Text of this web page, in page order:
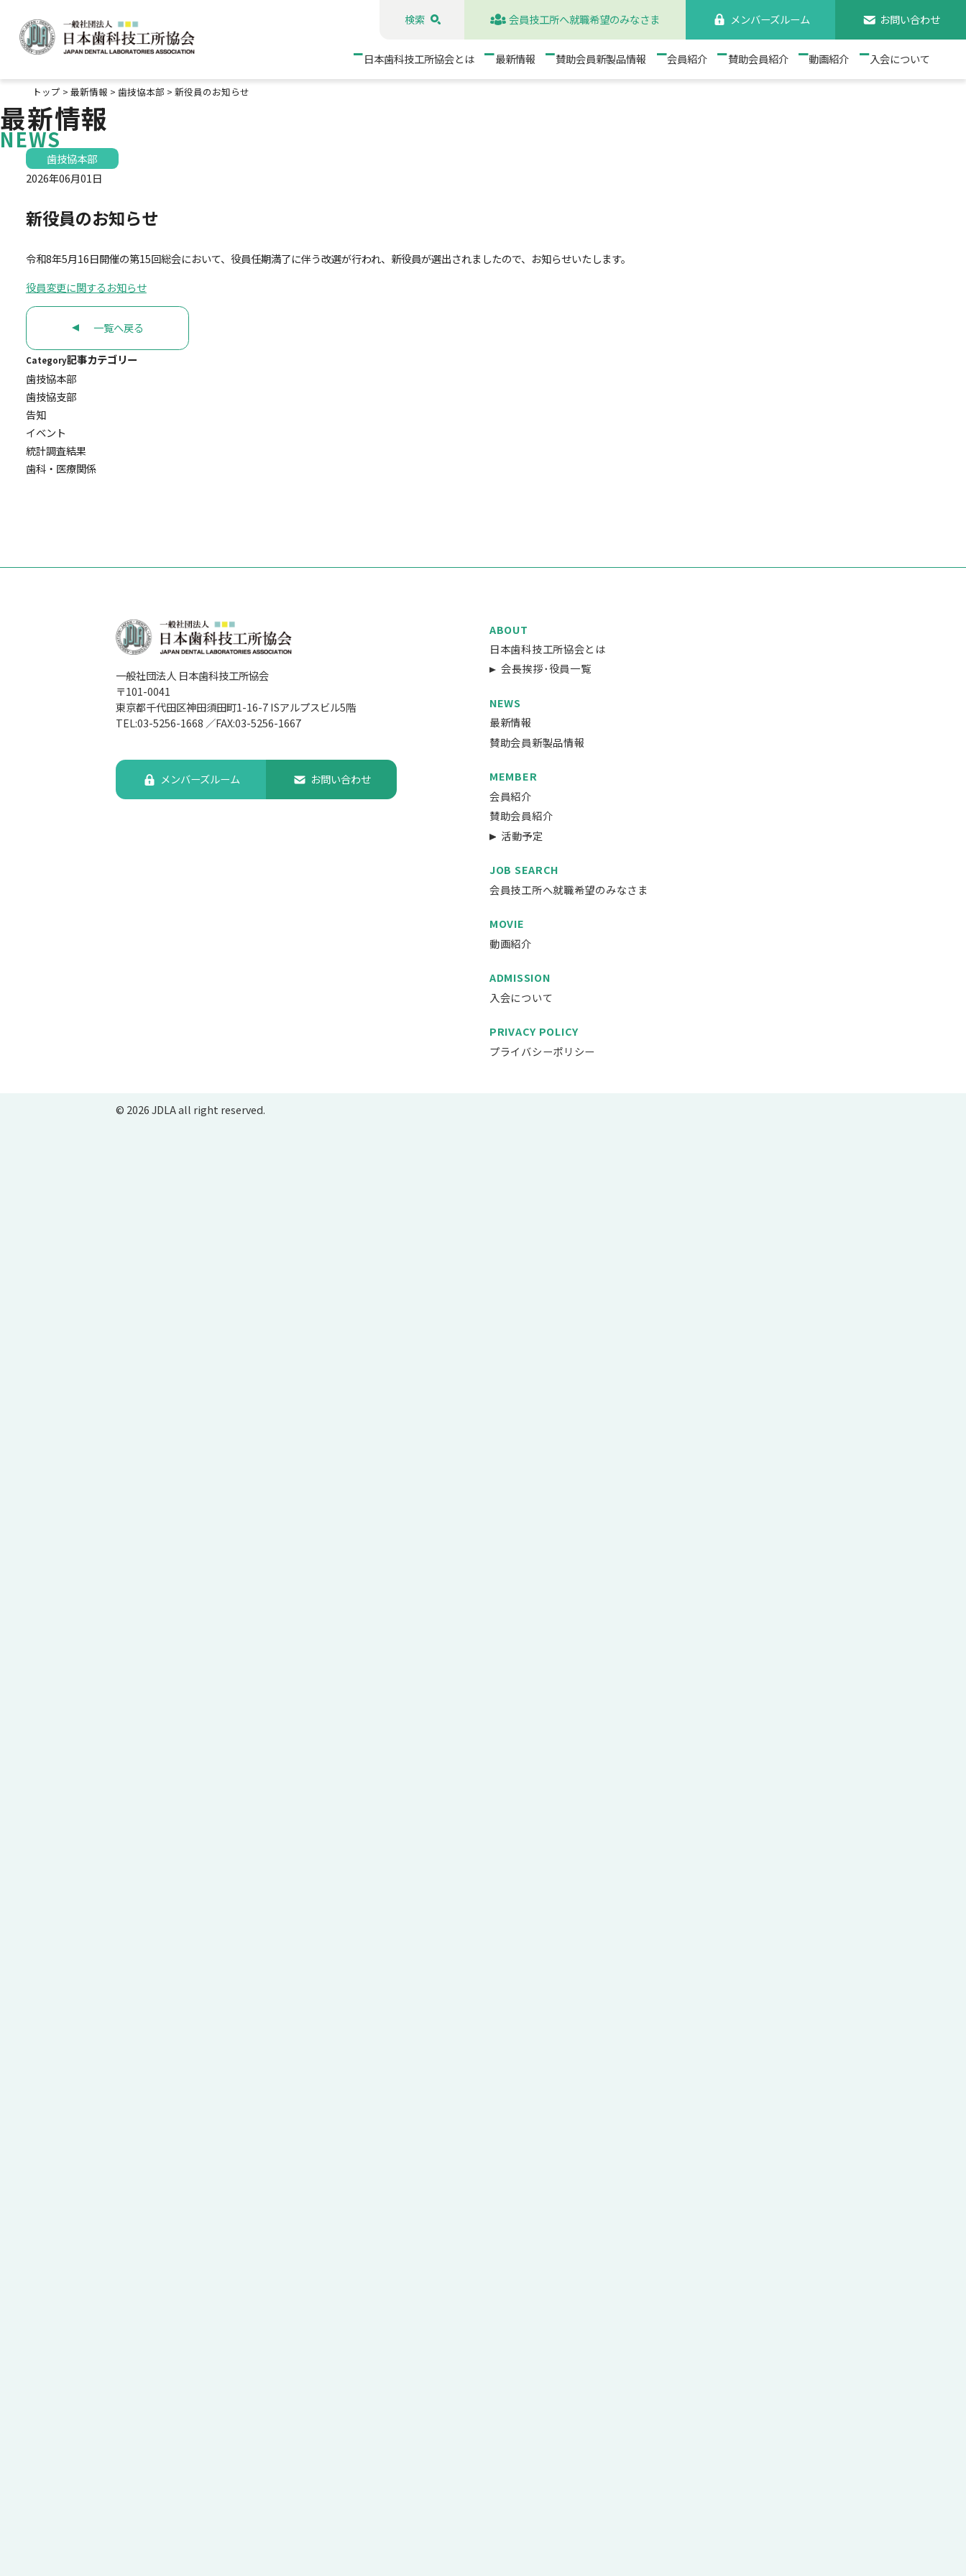
検索キーワード: 検索
日本歯科技工所協会とは 最新情報 賛助会員新製品情報 会員紹介 賛助会員紹介 動画紹介 入会について
検索 会員技工所へ就職希望のみなさま メンバーズルーム お問い合わせ
トップ > 最新情報 > 歯技協本部 > 新役員のお知らせ
最新情報
NEWS
歯技協本部
2026年06月01日
新役員のお知らせ
令和8年5月16日開催の第15回総会において、役員任期満了に伴う改選が行われ、新役員が選出されましたので、お知らせいたします。
役員変更に関するお知らせ
一覧へ戻る
Category記事カテゴリー
歯技協本部
歯技協支部
告知
イベント
統計調査結果
歯科・医療関係
一般社団法人 日本歯科技工所協会
〒101-0041
東京都千代田区神田須田町1-16-7ISアルプスビル5階
TEL:03-5256-1668 ／FAX:03-5256-1667
メンバーズルーム お問い合わせ
ABOUT
日本歯科技工所協会とは
会長挨拶･役員一覧
NEWS
最新情報
賛助会員新製品情報
MEMBER
会員紹介
賛助会員紹介
活動予定
JOB SEARCH
会員技工所へ就職希望のみなさま
MOVIE
動画紹介
ADMISSION
入会について
PRIVACY POLICY
プライバシーポリシー
© 2026 JDLA all right reserved.